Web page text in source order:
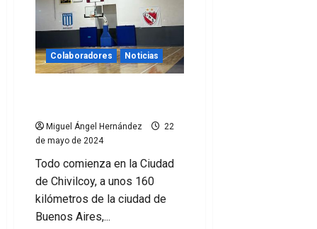
NFL
su
calendario
Colaboradores Noticias
Miguel Ángel Hernández
22
de mayo de 2024
Todo comienza en la Ciudad
de Chivilcoy, a unos 160
kilómetros de la ciudad de
Buenos Aires,...